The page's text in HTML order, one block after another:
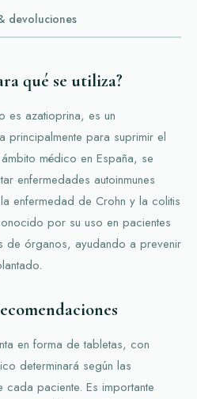
devoluciones
qué se utiliza?
es azatioprina, es un
principalmente para suprimir el
médico en España, se
enfermedades autoinmunes
enfermedad de Crohn y la colitis
por su uso en pacientes
de órganos, ayudando a prevenir
en forma de tabletas, con
determinará según las
paciente. Es importante